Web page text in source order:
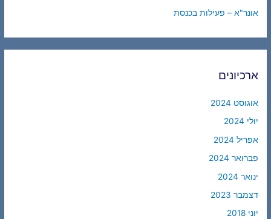
אונר"א – פעילות בכנסת
ארכיונים
אוגוסט 2024
יולי 2024
אפריל 2024
פברואר 2024
ינואר 2024
דצמבר 2023
יוני 2018